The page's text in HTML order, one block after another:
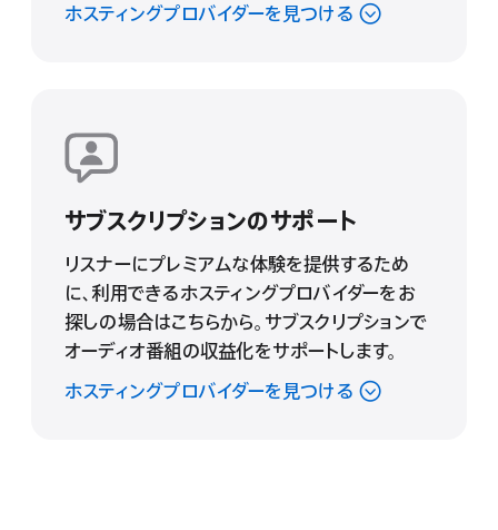
ホスティングプロバイダーを見つける
サブスクリプションのサポート
リスナーにプレミアムな体験を提供するため
に、利用できるホスティングプロバイダーをお
探しの場合はこちらから。サブスクリプションで
オーディオ番組の収益化をサポートします。
ホスティングプロバイダーを見つける